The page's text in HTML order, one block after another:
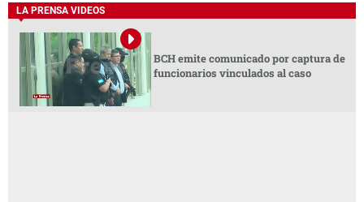
LA PRENSA VIDEOS
BCH emite comunicado por captura de
funcionarios vinculados al caso